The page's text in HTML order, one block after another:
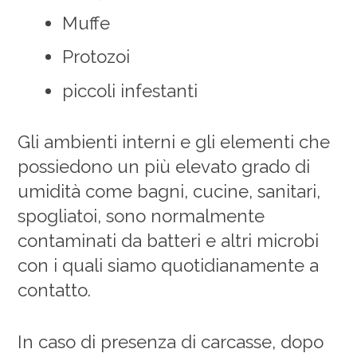
Muffe
Protozoi
piccoli infestanti
Gli ambienti interni e gli elementi che
possiedono un più elevato grado di
umidità come bagni, cucine, sanitari,
spogliatoi, sono normalmente
contaminati da batteri e altri microbi
con i quali siamo quotidianamente a
contatto.
In caso di presenza di carcasse, dopo